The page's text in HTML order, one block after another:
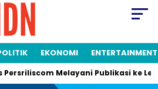
EKONOMI ENTERTAINMENT
Melayani Publikasi ke Lebih